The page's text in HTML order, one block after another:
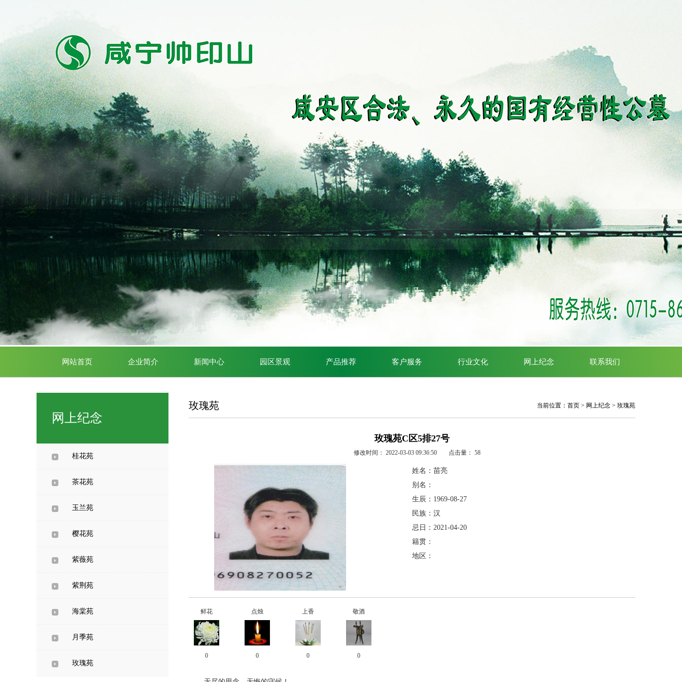
网站首页 企业简介 新闻中心 园区景观 产品推荐 客户服务 行业文化 网上纪念 联系我们
网上纪念
桂花苑
茶花苑
玉兰苑
樱花苑
紫薇苑
紫荆苑
海棠苑
月季苑
玫瑰苑
玫瑰苑 当前位置： 首页 > 网上纪念 > 玫瑰苑
玫瑰苑C区5排27号
修改时间： 2022-03-03 09:36:50 点击量： 58
姓名：苗亮
别名：
生辰：1969-08-27
民族：汉
忌日：2021-04-20
籍贯：
地区：
鲜花
0
点烛
0
上香
0
敬酒
0